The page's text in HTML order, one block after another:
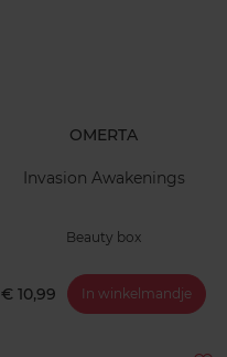
OMERTA
Invasion Awakenings
Beauty box
€ 10,99 In winkelmandje